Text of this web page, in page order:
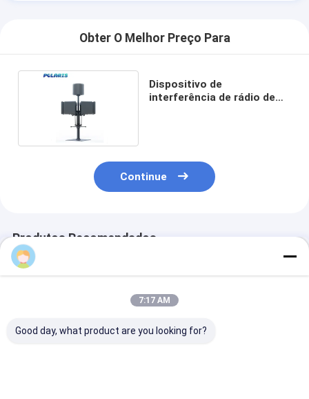
Obter O Melhor Preço Para
Dispositivo de
interferência de rádio de
Continue
Produtos Recomendados
7:17 AM
Good day, what product are you looking for?